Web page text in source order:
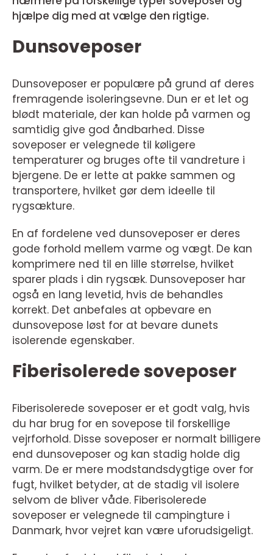
hjælpe dig med at vælge den rigtige.
Dunsoveposer
Dunsoveposer er populære på grund af deres
fremragende isoleringsevne. Dun er et let og
blødt materiale, der kan holde på varmen og
samtidig give god åndbarhed. Disse
soveposer er velegnede til køligere
temperaturer og bruges ofte til vandreture i
bjergene. De er lette at pakke sammen og
transportere, hvilket gør dem ideelle til
rygsækture.
En af fordelene ved dunsoveposer er deres
gode forhold mellem varme og vægt. De kan
komprimere ned til en lille størrelse, hvilket
sparer plads i din rygsæk. Dunsoveposer har
også en lang levetid, hvis de behandles
korrekt. Det anbefales at opbevare en
dunsovepose løst for at bevare dunets
isolerende egenskaber.
Fiberisolerede soveposer
Fiberisolerede soveposer er et godt valg, hvis
du har brug for en sovepose til forskellige
vejrforhold. Disse soveposer er normalt billigere
end dunsoveposer og kan stadig holde dig
varm. De er mere modstandsdygtige over for
fugt, hvilket betyder, at de stadig vil isolere
selvom de bliver våde. Fiberisolerede
soveposer er velegnede til campingture i
Danmark, hvor vejret kan være uforudsigeligt.